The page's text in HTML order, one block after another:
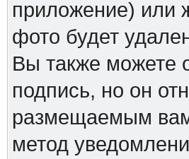
приложение) или
фото будет
Вы также можете
подпись, но он
размещаемым
метод